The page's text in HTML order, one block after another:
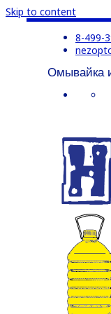
Skip to content
8-499-
Омывайка